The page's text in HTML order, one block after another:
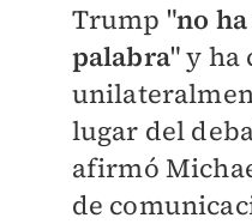
Trump "no
palabra" y ha
lugar del
afirmó
de